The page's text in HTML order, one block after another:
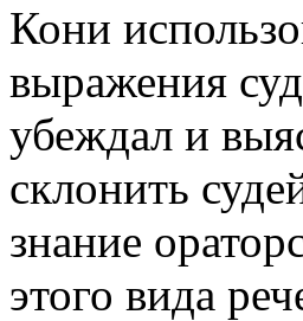
Кони
выражения
убеждал и
склонить
знание
этого вида